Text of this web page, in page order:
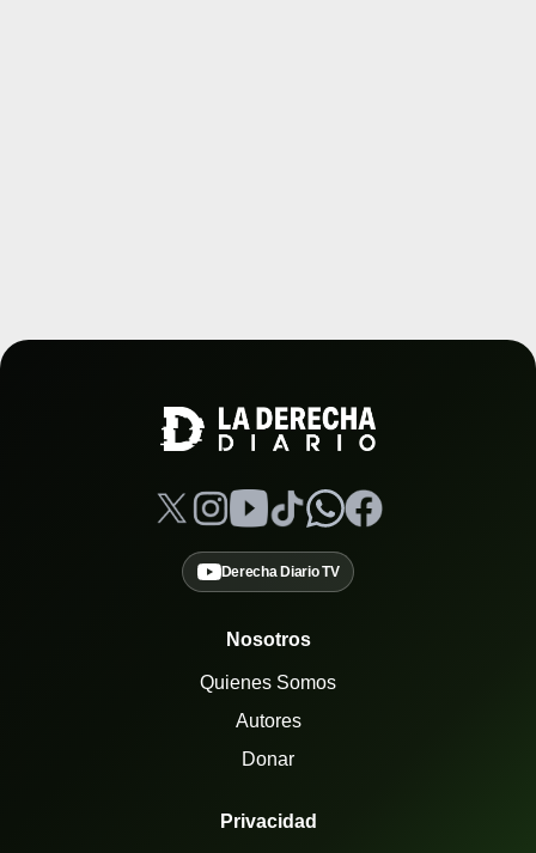
Derecha Diario TV
Nosotros
Quienes Somos
Autores
Donar
Privacidad